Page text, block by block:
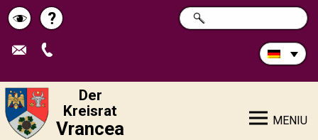
Schimbă
contrastul
Pagina
de
?
Durchsuchen
Sie
SUCHE
Der
Kreisrat
Vrancea MENIU